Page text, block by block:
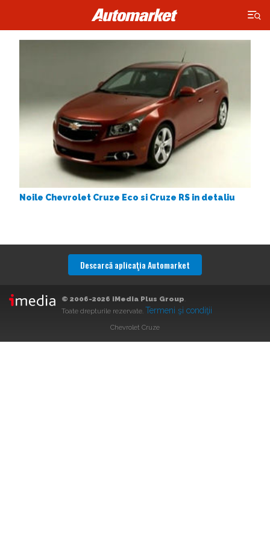
×
Noile Chevrolet Cruze Eco si Cruze RS in detaliu
Descarcă aplicaţia Automarket
© 2006-2026 iMedia Plus Group.
Toate drepturile rezervate. Termeni şi condiţii
Chevrolet Cruze